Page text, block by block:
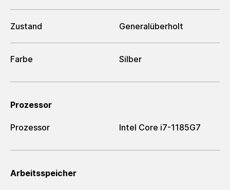
Zustand Generalüberholt
Farbe Silber
Prozessor
Prozessor Intel Core i7-1185G7
Arbeitsspeicher